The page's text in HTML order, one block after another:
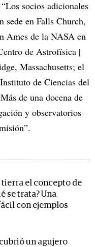
socios adicionales
sede en Falls Church,
Ames de la NASA en
de Astrofísica |
Massachusetts; el
de Ciencias del
de una docena de
y observatorios
tierra el concepto de
se trata? Una
con ejemplos
un agujero